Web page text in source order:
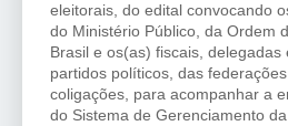
eleitorais, do edital convocando
do Ministério Público, da Ordem
Brasil e os(as) fiscais, delegadas
partidos políticos, das
coligações, para acompanhar a
do Sistema de Gerenciamento